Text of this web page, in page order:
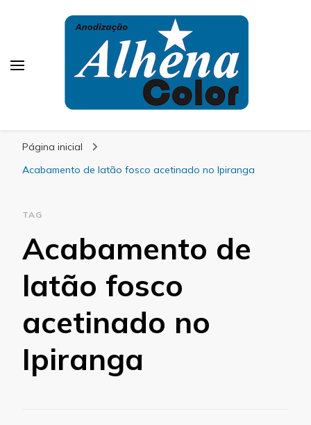
Página inicial
Acabamento de latão fosco acetinado no Ipiranga
TAG
Acabamento de
latão fosco
acetinado no
Ipiranga